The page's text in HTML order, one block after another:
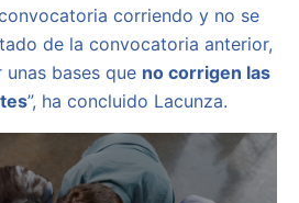
corriendo y no se
de la convocatoria anterior,
bases que no corrigen las
”, ha concluido Lacunza.